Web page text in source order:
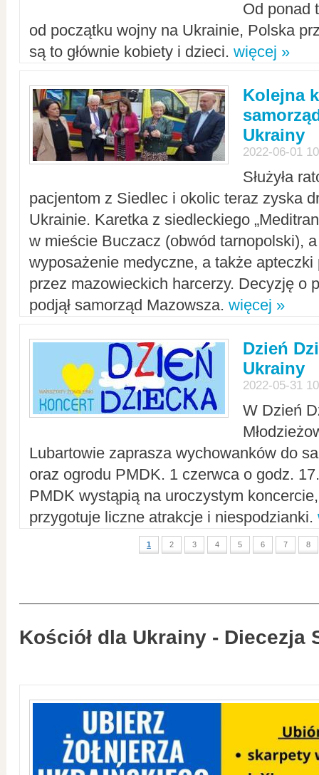
Od ponad
od początku wojny na Ukrainie, Polska
są to głównie kobiety i dzieci. więcej »
Kolejna
Ukrainy
2022-06-01
Służyła
pacjentom z Siedlec i okolic teraz zyska
Ukrainie. Karetka z siedleckiego
w mieście Buczacz (obwód tarnopolski),
wyposażenie medyczne, a także apteczki
przez mazowieckich harcerzy. Decyzję o
podjął samorząd Mazowsza. więcej »
Dzień
Ukrainy
2022-05-31
W Dzień
Lubartowie zaprasza wychowanków do
oraz ogrodu PMDK. 1 czerwca o godz.
PMDK wystąpią na uroczystym
przygotuje liczne atrakcje i niespodzianki.
1 2 3 4 5 6 7 8
Kościół dla Ukrainy - Diecezja